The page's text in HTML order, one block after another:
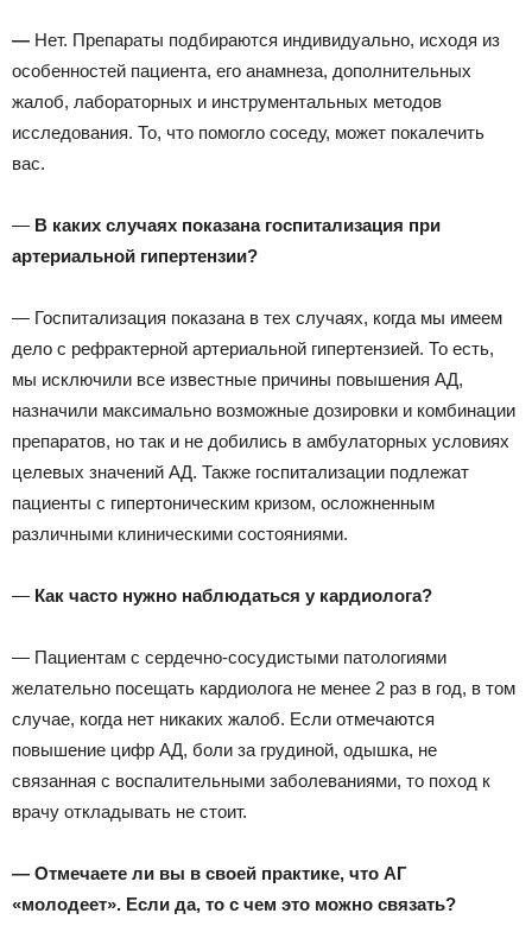
— Нет. Препараты подбираются индивидуально, исходя из
особенностей пациента, его анамнеза, дополнительных
жалоб, лабораторных и инструментальных методов
исследования. То, что помогло соседу, может покалечить
вас.
— В каких случаях показана госпитализация при
артериальной гипертензии?
— Госпитализация показана в тех случаях, когда мы имеем
дело с рефрактерной артериальной гипертензией. То есть,
мы исключили все известные причины повышения АД,
назначили максимально возможные дозировки и комбинации
препаратов, но так и не добились в амбулаторных условиях
целевых значений АД. Также госпитализации подлежат
пациенты с гипертоническим кризом, осложненным
различными клиническими состояниями.
— Как часто нужно наблюдаться у кардиолога?
— Пациентам с сердечно-сосудистыми патологиями
желательно посещать кардиолога не менее 2 раз в год, в том
случае, когда нет никаких жалоб. Если отмечаются
повышение цифр АД, боли за грудиной, одышка, не
связанная с воспалительными заболеваниями, то поход к
врачу откладывать не стоит.
— Отмечаете ли вы в своей практике, что АГ
«молодеет». Если да, то с чем это можно связать?